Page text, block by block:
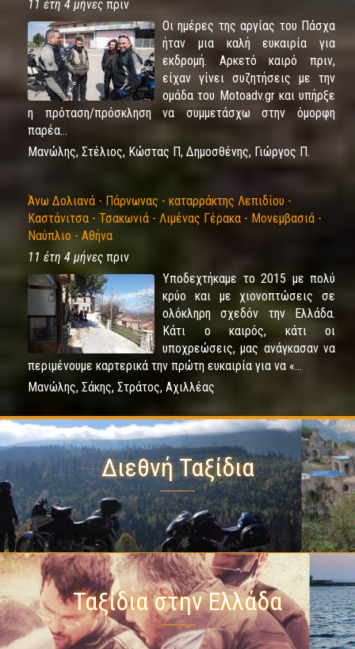
11 έτη 4 μήνες πριν
Οι ημέρες της αργίας του Πάσχα
ήταν μια καλή ευκαιρία για
εκδρομή. Αρκετό καιρό πριν,
είχαν γίνει συζητήσεις με την
ομάδα του Motoadv.gr και υπήρξε
η πρόταση/πρόσκληση να συμμετάσχω στην όμορφη
παρέα...
Μανώλης, Στέλιος, Κώστας Π, Δημοσθένης, Γιώργος Π.
Άνω Δολιανά - Πάρνωνας - καταρράκτης Λεπιδίου -
Καστάνιτσα - Τσακωνιά - Λιμένας Γέρακα - Μονεμβασιά -
Ναύπλιο - Αθήνα
11 έτη 4 μήνες πριν
Υποδεχτήκαμε το 2015 με πολύ
κρύο και με χιονοπτώσεις σε
ολόκληρη σχεδόν την Ελλάδα.
Κάτι ο καιρός, κάτι οι
υποχρεώσεις, μας ανάγκασαν να
περιμένουμε καρτερικά την πρώτη ευκαιρία για να «...
Μανώλης, Σάκης, Στράτος, Αχιλλέας
Διεθνή Ταξίδια
Ταξίδια στην Ελλάδα